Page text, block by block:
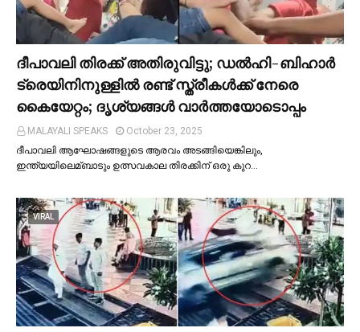
ദീപാവലി തിരക്ക് അതിരുവിട്ടു; ഡല്‍ഹി-ബിഹാര്‍
ട്രെയിനിനുള്ളില്‍ രണ്ട് സ്ത്രീകള്‍ക്ക് നേരെ
കൈയേറ്റം; ദൃശ്യങ്ങള്‍ വാർത്തയോടൊപ്പം
MALAYALI SPEAKS
October 23, 2025
ദീപാവലി ആഘോഷങ്ങളുടെ ആരവം അടങ്ങിയെങ്കിലും,
ഇന്ത്യയിലെമ്ബാടും ഉത്സവകാല തിരക്കിന് ഒരു കുറ…
VIRAL